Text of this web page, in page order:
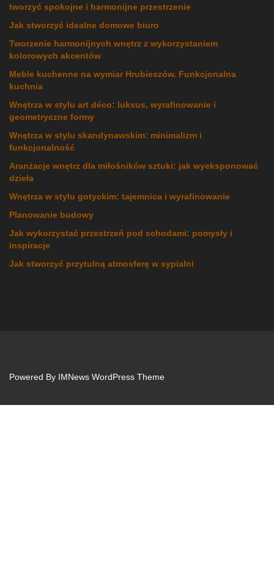
tworzyć spokojne i harmonijne przestrzenie
Jak stworzyć idealne domowe biuro
Tworzenie harmonijnych wnętrz z wykorzystaniem
kolorowych akcentów
Meble kuchenne na wymiar Hrubieszów. Funkcjonalna
kuchnia
Wnętrza w stylu art déco: luksus, wyrafinowanie i
geometryczne formy
Wnętrza w stylu skandynawskim: minimalizm i
funkcjonalność
Aranżacje wnętrz dla miłośników sztuki: jak wyeksponować
dzieła
Wnętrza w stylu gotyckim: tajemnica i wyrafinowanie
Planowanie budowy
Jak wykorzystać przestrzeń pod schodami: pomysły i
inspiracje
Jak stworzyć przytulną atmosferę w sypialni
Powered By IMNews WordPress Theme